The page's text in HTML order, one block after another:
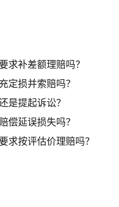
求补差额理赔吗？
定损并索赔吗？
是提起诉讼？
偿延误损失吗？
求按评估价理赔吗？